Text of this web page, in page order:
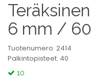
6 mm / 60
Tuotenumero: 2414
Palkintopisteet: 40
10